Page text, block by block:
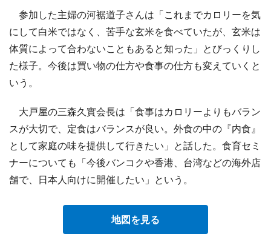
参加した主婦の河裾道子さんは「これまでカロリーを気
にして白米ではなく、苦手な玄米を食べていたが、玄米は
体質によって合わないこともあると知った」とびっくりし
た様子。今後は買い物の仕方や食事の仕方も変えていくと
いう。
大戸屋の三森久實会長は「食事はカロリーよりもバラン
スが大切で、定食はバランスが良い。外食の中の『内食』
として家庭の味を提供して行きたい」と話した。食育セミ
ナーについても「今後バンコクや香港、台湾などの海外店
舗で、日本人向けに開催したい」という。
地図を見る